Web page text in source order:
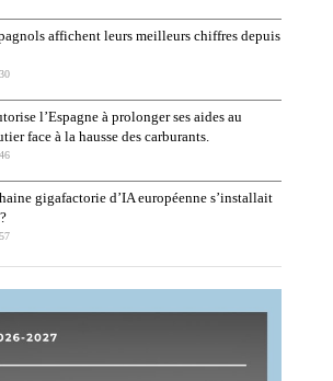
affichent leurs meilleurs chiffres depuis
l’Espagne à prolonger ses aides au
face à la hausse des carburants.
gigafactorie d’IA européenne s’installait